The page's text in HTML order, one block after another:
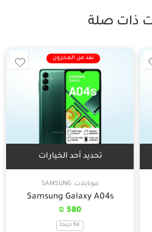
ذات صلة
نفذ من المخزون
تحديد أحد الخيارات
موبايلات,
SAMSUNG
Samsung Galaxy A04s
580
₪
64 جيجا